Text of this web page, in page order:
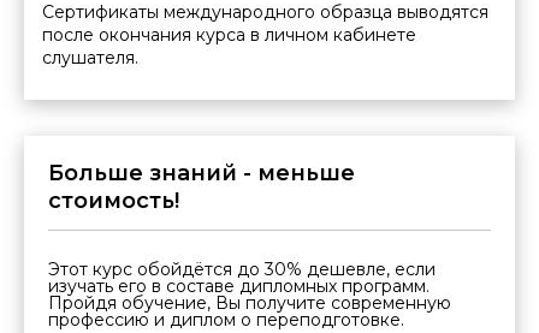
Сертификаты международного образца выводятся
после окончания курса в личном кабинете
слушателя.
Больше знаний - меньше
стоимость!
Этот курс обойдётся до 30% дешевле, если
изучать его в составе дипломных программ.
Пройдя обучение, Вы получите современную
профессию и диплом о переподготовке.